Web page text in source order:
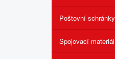
Poštovní
Spojovací materiál